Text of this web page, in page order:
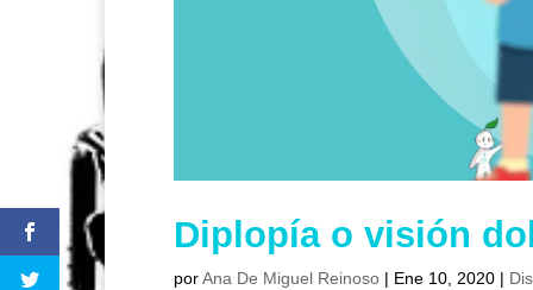
Diplopía o visión
porAna De Miguel Reinoso | Ene 10, 2020 |